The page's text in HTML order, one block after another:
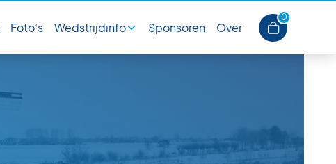
Foto’s Wedstrijdinfo Sponsoren Over
0